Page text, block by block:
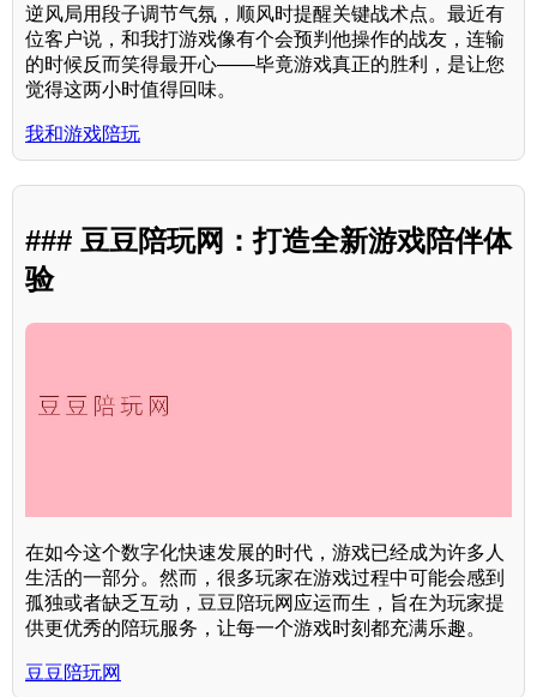
逆风局用段子调节气氛，顺风时提醒关键战术点。最近有
位客户说，和我打游戏像有个会预判他操作的战友，连输
的时候反而笑得最开心——毕竟游戏真正的胜利，是让您
觉得这两小时值得回味。
我和游戏陪玩
### 豆豆陪玩网：打造全新游戏陪伴体
验
在如今这个数字化快速发展的时代，游戏已经成为许多人
生活的一部分。然而，很多玩家在游戏过程中可能会感到
孤独或者缺乏互动，豆豆陪玩网应运而生，旨在为玩家提
供更优秀的陪玩服务，让每一个游戏时刻都充满乐趣。
豆豆陪玩网